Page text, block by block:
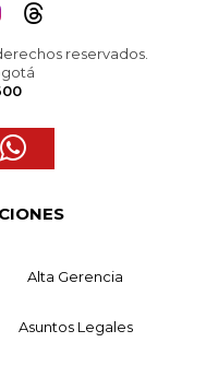
reservados.
Alta Gerencia
Asuntos Legales